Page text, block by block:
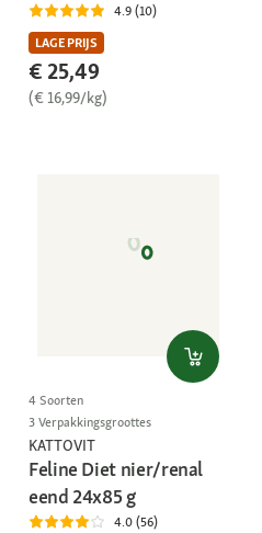
4.9 (10)
LAGE PRIJS
€ 25,49
(€ 16,99/kg)
4 Soorten
3 Verpakkingsgroottes
KATTOVIT
Feline Diet nier/renal
eend 24x85 g
4.0 (56)